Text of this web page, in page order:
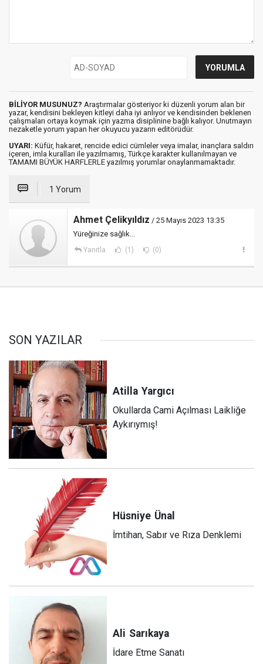
BİLİYOR MUSUNUZ? Araştırmalar gösteriyor ki düzenli yorum alan bir
yazar, kendisini bekleyen kitleyi daha iyi anlıyor ve kendisinden beklenen
çalışmaları ortaya koymak için yazma disiplinine bağlı kalıyor. Unutmayın
nezaketle yorum yapan her okuyucu yazarın editörüdür.
UYARI: Küfür, hakaret, rencide edici cümleler veya imalar, inançlara saldırı
içeren, imla kuralları ile yazılmamış, Türkçe karakter kullanılmayan ve
TAMAMI BÜYÜK HARFLERLE yazılmış yorumlar onaylanmamaktadır.
1 Yorum
Ahmet Çelikyıldız / 25 Mayıs 2023 13:35
Yüreğinize sağlık...
Yanıtla (1) (0)
SON YAZILAR
Atilla Yargıcı
Okullarda Cami Açılması Laikliğe
Aykırıymış!
Hüsniye Ünal
İmtihan, Sabır ve Rıza Denklemi
Ali Sarıkaya
İdare Etme Sanatı